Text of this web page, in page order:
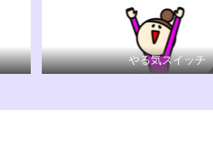
やる気スイッチ